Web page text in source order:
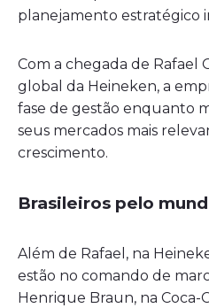
planejamento estratégico
Com a chegada de Rafael
global da Heineken, a
fase de gestão enquanto
seus mercados mais
crescimento.
Brasileiros pelo
Além de Rafael, na
estão no comando de
Henrique Braun, na Coca-